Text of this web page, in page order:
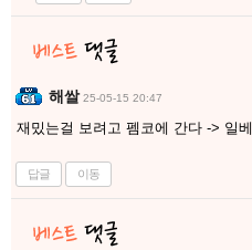
해쌀 25-05-15 20:47
재밌는걸 보려고 펨코에 간다 -> 일베
답글 이동